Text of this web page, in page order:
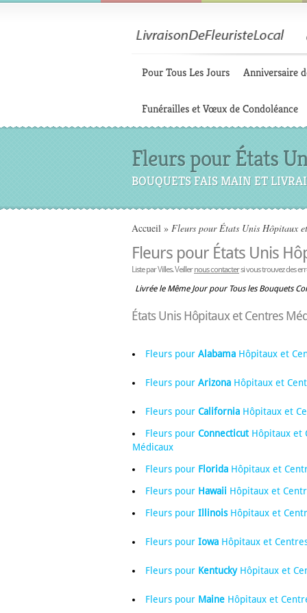
Pour Tous Les Jours Anniversaire
Funérailles et Vœux de Condoléance
Fleurs pour États
BOUQUETS FAIS MAIN ET
Accueil » Fleurs pour États Unis Hôpitaux
Fleurs pour États Unis
Liste par Villes. Veillernous contactersi vous trouvez des
Livrée le Même Jour pour Tous les Bouquets
États Unis Hôpitaux et Centres
Fleurs pour Alabama Hôpitaux et
Fleurs pour Arizona Hôpitaux et
Fleurs pour California Hôpitaux et
Fleurs pour Connecticut Hôpitaux et
Médicaux
Fleurs pour Florida Hôpitaux et
Fleurs pour Hawaii Hôpitaux et
Fleurs pour IllinoisHôpitaux et
Fleurs pour Iowa Hôpitaux et
Fleurs pour KentuckyHôpitaux et
Fleurs pour Maine Hôpitaux et